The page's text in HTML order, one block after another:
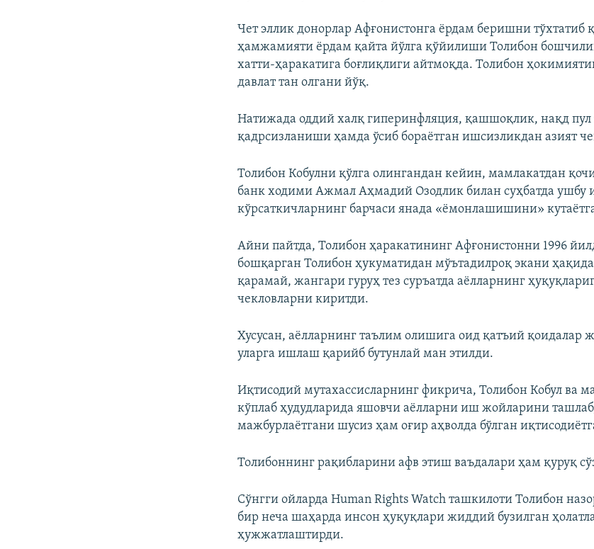
Чет эллик донорлар Афғонистонга ёрдам беришни тўхтатиб
ҳамжамияти ёрдам қайта йўлга қўйилиши Толибон
хатти-ҳаракатига боғлиқлиги айтмоқда. Толибон
давлат тан олгани йўқ.
Натижада оддий халқ гиперинфляция, қашшоқлик, нақд пул
қадрсизланиши ҳамда ўсиб бораётган ишсизликдан азият
Толибон Кобулни қўлга олингандан кейин, мамлакатдан
банк ходими Ажмал Аҳмадий Озодлик билан суҳбатда ушбу
кўрсаткичларнинг барчаси янада «ёмонлашишини»
Айни пайтда, Толибон ҳаракатининг Афғонистонни 1996
бошқарган Толибон ҳукуматидан мўътадилроқ экани
қарамай, жангари гуруҳ тез суръатда аёлларнинг
чекловларни киритди.
Хусусан, аёлларнинг таълим олишига оид қатъий қоидалар
уларга ишлаш қарийб бутунлай ман этилди.
Иқтисодий мутахассисларнинг фикрича, Толибон Кобул ва
кўплаб ҳудудларида яшовчи аёлларни иш жойларини
мажбурлаётгани шусиз ҳам оғир аҳволда бўлган
Толибоннинг рақибларини афв этиш ваъдалари ҳам қуруқ
Сўнгги ойларда Human Rights Watch ташкилоти Толибон
бир неча шаҳарда инсон ҳуқуқлари жиддий бузилган
ҳужжатлаштирди.